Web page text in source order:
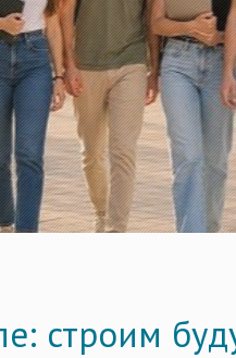
строим